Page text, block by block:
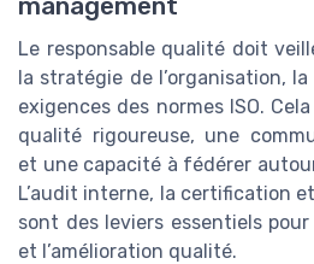
Le responsable qualité doit
la stratégie de l’organisation,
exigences des normes ISO.
qualité rigoureuse, une
et une capacité à fédérer
L’audit interne, la certification
sont des leviers essentiels
et l’amélioration qualité.